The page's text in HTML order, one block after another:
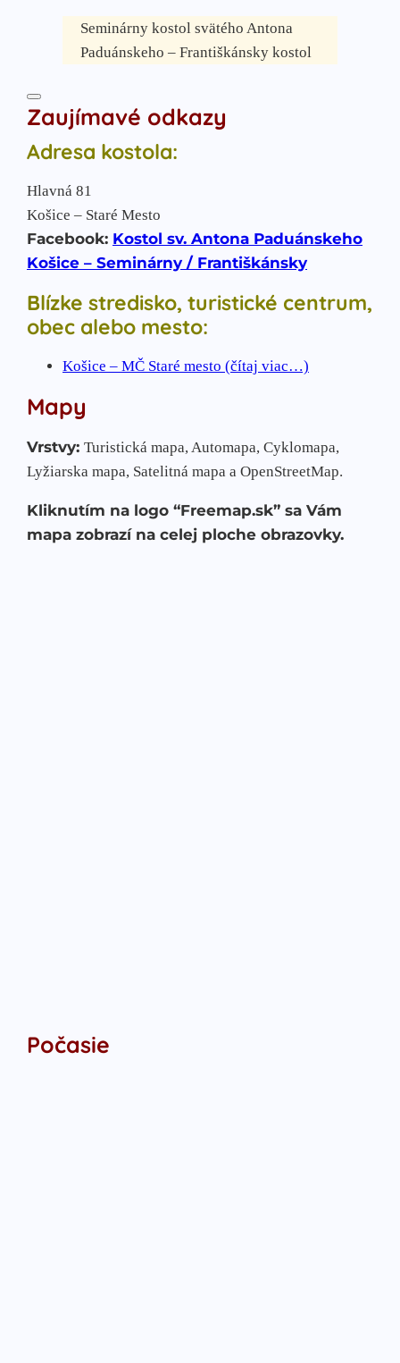
Seminárny kostol svätého Antona
Paduánskeho – Františkánsky kostol
Zaujímavé odkazy
Adresa kostola:
Hlavná 81
Košice – Staré Mesto
Facebook: Kostol sv. Antona Paduánskeho
Košice – Seminárny / Františkánsky
Blízke stredisko, turistické centrum,
obec alebo mesto:
Košice – MČ Staré mesto (čítaj viac…)
Mapy
Vrstvy: Turistická mapa, Automapa, Cyklomapa,
Lyžiarska mapa, Satelitná mapa a OpenStreetMap.
Kliknutím na logo “Freemap.sk” sa Vám
mapa zobrazí na celej ploche obrazovky.
Počasie